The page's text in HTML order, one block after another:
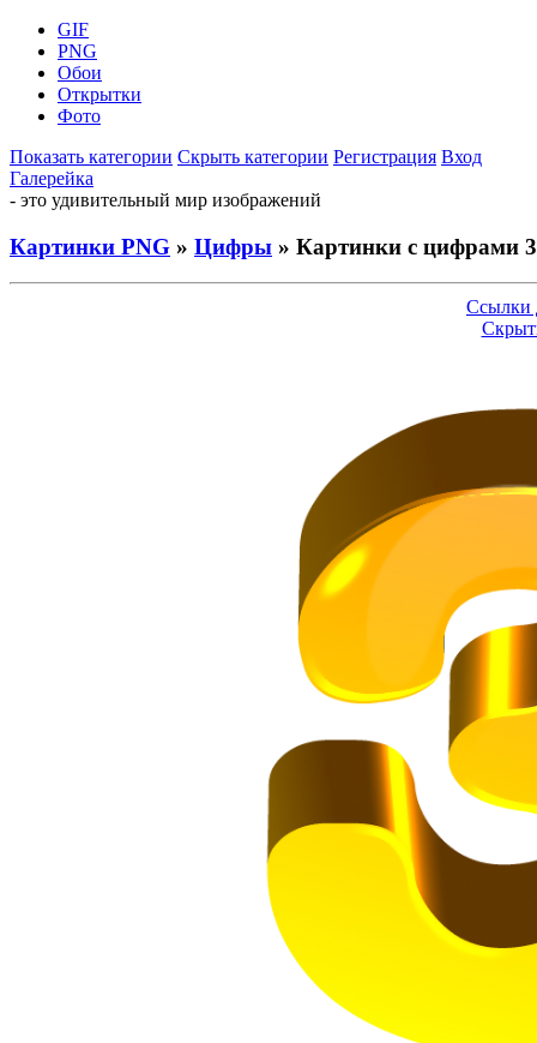
GIF
PNG
Обои
Открытки
Фото
Показать категории Скрыть категории Регистрация Вход
Галерейка
- это удивительный мир изображений
Картинки PNG » Цифры » Картинки с цифрами 3
Ссылки